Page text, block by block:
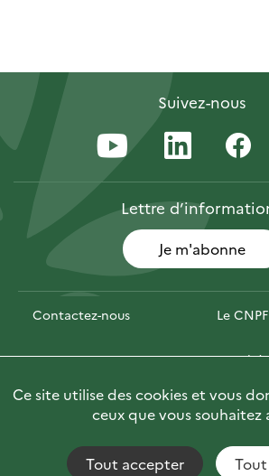
Suivez-nous
Lettre
Je m'abonne
Contactez-nous Le
Espace presse
Photofor 🇬🇧
Accessibilité : non conforme
Ce site utilise des cookies et vous
ceux que vous souhaitez
Tout accepter